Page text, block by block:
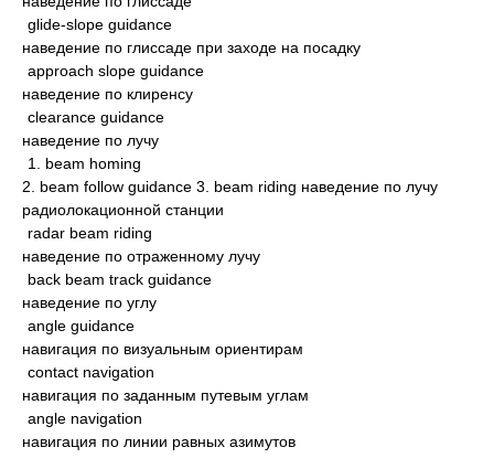
glide-slope guidance
наведение по глиссаде при заходе на посадку
approach slope guidance
наведение по клиренсу
clearance guidance
наведение по лучу
1. beam homing
2. beam follow guidance 3. beam riding наведение по лучу
радиолокационной станции
radar beam riding
наведение по отраженному лучу
back beam track guidance
наведение по углу
angle guidance
навигация по визуальным ориентирам
contact navigation
навигация по заданным путевым углам
angle navigation
навигация по линии равных азимутов